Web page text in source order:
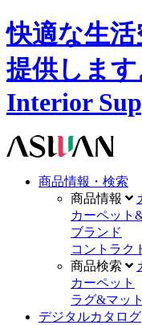
快適な生
提供しま
Interior
商品情報・検索
商品情報
カーペット
ブランド
コントラク
商品検索
カーペット
ラグ&マット
デジタルカタログ